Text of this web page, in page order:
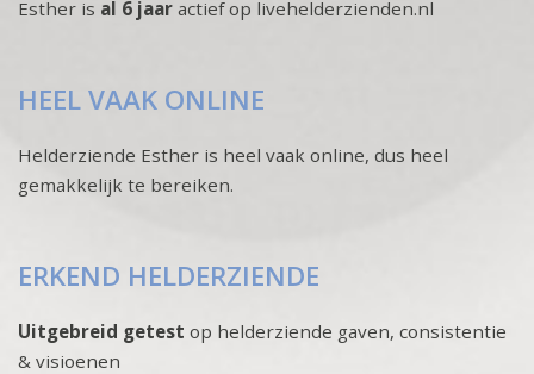
Esther is al 6 jaar actief op livehelderzienden.nl
HEEL VAAK ONLINE
Helderziende Esther is heel vaak online, dus heel
gemakkelijk te bereiken.
ERKEND HELDERZIENDE
Uitgebreid getest op helderziende gaven, consistentie
& visioenen